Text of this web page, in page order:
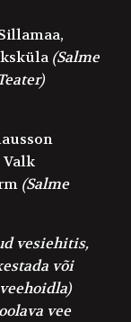
(Salme
Valk
(Salme
vesiehitis,
või
vee